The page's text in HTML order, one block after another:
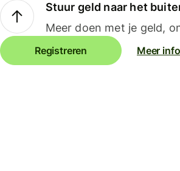
Stuur geld naar het
Meer doen met je geld,
Registreren Meer info